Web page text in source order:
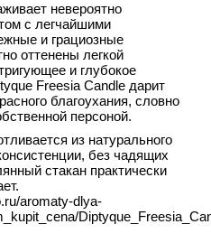
невероятно
с легчайшими
и грациозные
оттенены легкой
и глубокое
Freesia Candle дарит
благоухания, словно
персоной.
из натурального
без чадящих
стакан практически
aromaty-dlya-